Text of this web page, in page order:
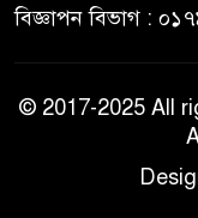
বিজ্ঞাপন বিভাগ :
© 2017-2025 All